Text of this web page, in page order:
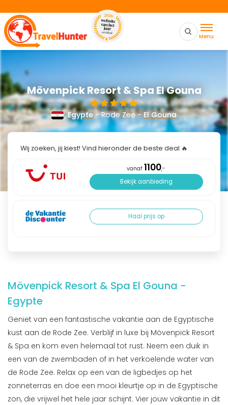
Menu
Mövenpick Resort & Spa El Gouna
Egypte- Rode Zee -El Gouna
Wij zoeken, jij kiest! Vind hieronder de beste deal 🔥
vanaf 1100,-
Bekijk aanbieding
Haal prijs op
Mövenpick Resort & Spa El Gouna -
Egypte
Geniet van een fantastische vakantie aan de Egyptische
kust aan de Rode Zee. Verblijf in luxe bij Mövenpick Resort
& Spa en kom even helemaal tot rust. Neem een duik in
een van de zwembaden of in het verkoelende water van
de Rode Zee. Relax op een van de ligbedjes op het
zonneterras en doe een mooi kleurtje op in de Egyptische
zon, die vrijwel het hele jaar schijnt. Vier jouw vakantie in dit